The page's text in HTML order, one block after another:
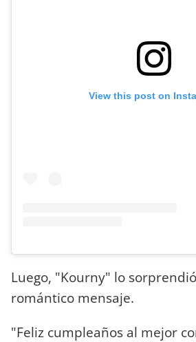
View this post on
Luego, "Kourny" lo
romántico mensaje.
"Feliz cumpleaños al mejor